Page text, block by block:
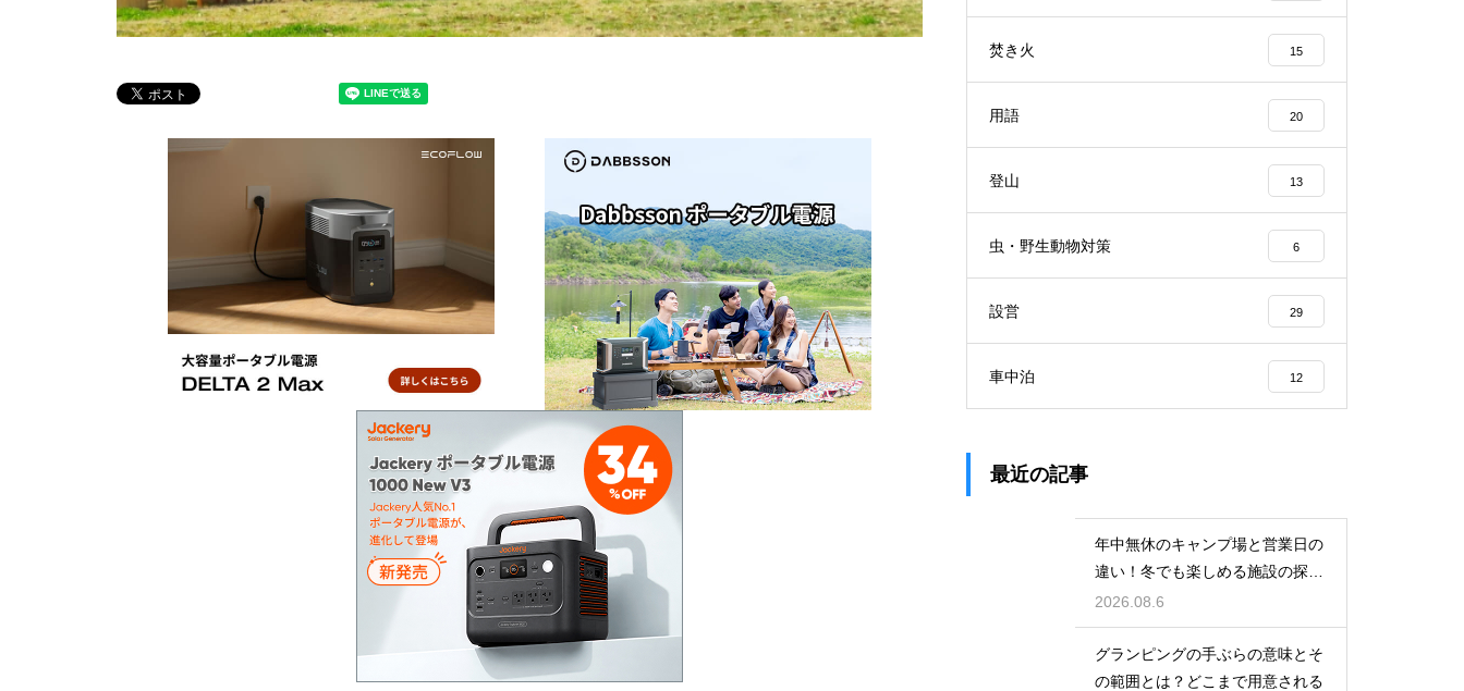
焚き火 15
用語 20
登山 13
虫・野生動物対策 6
設営 29
車中泊 12
最近の記事
年中無休のキャンプ場と営業日の
違い！冬でも楽しめる施設の探し
方
2026.08.6
グランピングの手ぶらの意味とそ
の範囲とは？どこまで用意される